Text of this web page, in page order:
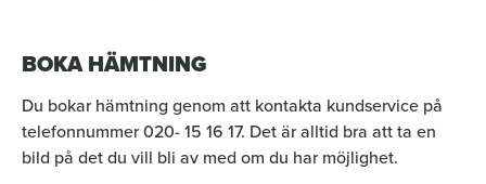
BOKA HÄMTNING
Du bokar hämtning genom att kontakta kundservice på
telefonnummer 020- 15 16 17. Det är alltid bra att ta en
bild på det du vill bli av med om du har möjlighet.